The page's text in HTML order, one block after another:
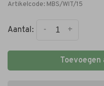
Artikelcode: MBS/WIT/15
Aantal: +
-
Toevoegen